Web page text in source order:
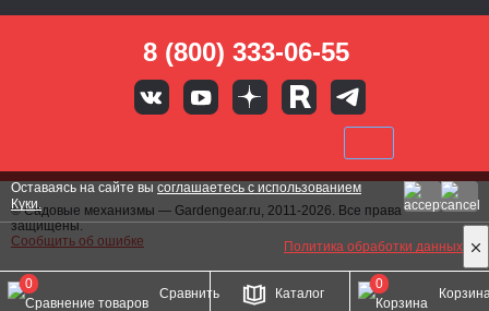
8 (800) 333-06-55
© Садовые механизмы — Gardengear.ru, 2011-2026. Все права
защищены.
Сообщить об ошибке
0
Каталог
Сравнить
0
Политика обработки данных
Оставаясь на сайте вы соглашаетесь с использованием
Куки.